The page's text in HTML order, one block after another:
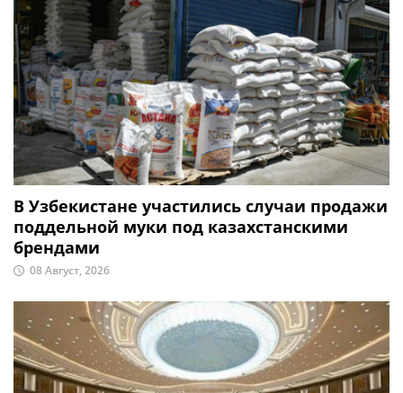
В Узбекистане участились случаи продажи
поддельной муки под казахстанскими
брендами
08 Август, 2026